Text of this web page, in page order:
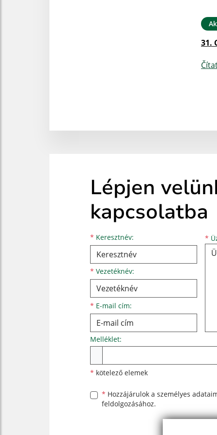
31.
Lépjen
kapcsolatba
* Keresztnév:
Keresztnév
* Vezetéknév:
Vezetéknév
* E-mail cím:
E-mail cím *
Melléklet:
* kötelező elemek
* Hozzájárulok a személyes
feldolgozásához.